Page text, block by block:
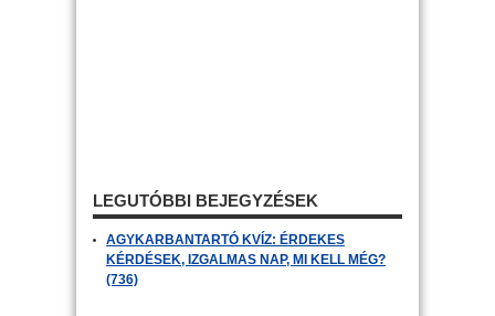
LEGUTÓBBI BEJEGYZÉSEK
AGYKARBANTARTÓ KVÍZ: ÉRDEKES
KÉRDÉSEK, IZGALMAS NAP, MI KELL MÉG?
(736)